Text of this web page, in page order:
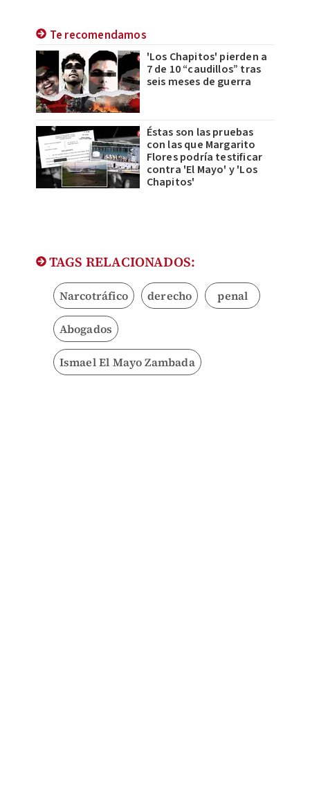
Te recomendamos
'Los Chapitos' pierden a
7 de 10 “caudillos” tras
seis meses de guerra
Éstas son las pruebas
con las que Margarito
Flores podría testificar
contra 'El Mayo' y 'Los
Chapitos'
TAGS RELACIONADOS:
Narcotráfico derecho penal
Abogados
Ismael El Mayo Zambada